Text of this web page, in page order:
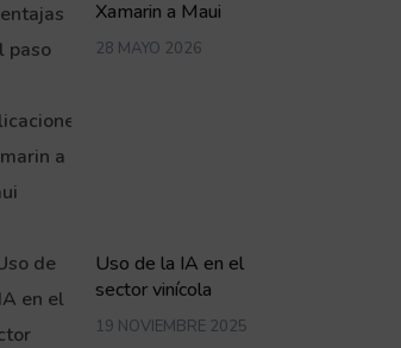
Xamarin a Maui
28 MAYO 2026
Uso de la IA en el
sector vinícola
19 NOVIEMBRE 2025